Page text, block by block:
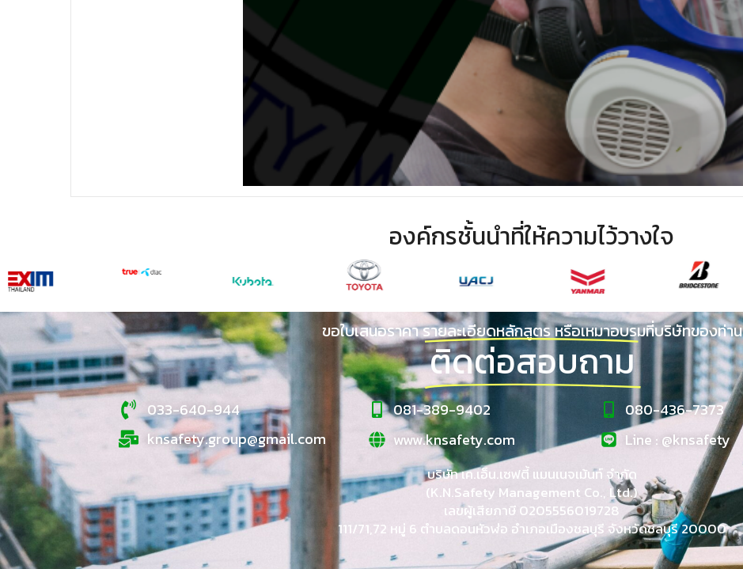
องค์กรชั้นนำที่ให้ความไว้วางใจ
ขอใบเสนอราคา รายละเอียดหลักสูตร หรือเหมาอบรมที่บริษัทของท่าน
ติดต่อสอบถาม
033-640-944
knsafety.group@gmail.com
081-389-9402
www.knsafety.com
080-436-7373
Line : @knsafety
บริษัท เค.เอ็น.เซฟตี้ แมนเนจเม้นท์ จำกัด
(K.N.Safety Management Co., Ltd.)
เลขผู้เสียภาษี 0205556019728
111/71,72 หมู่ 6 ตำบลดอนหัวฬ่อ อำเภอเมืองชลบุรี จังหวัดชลบุรี 20000